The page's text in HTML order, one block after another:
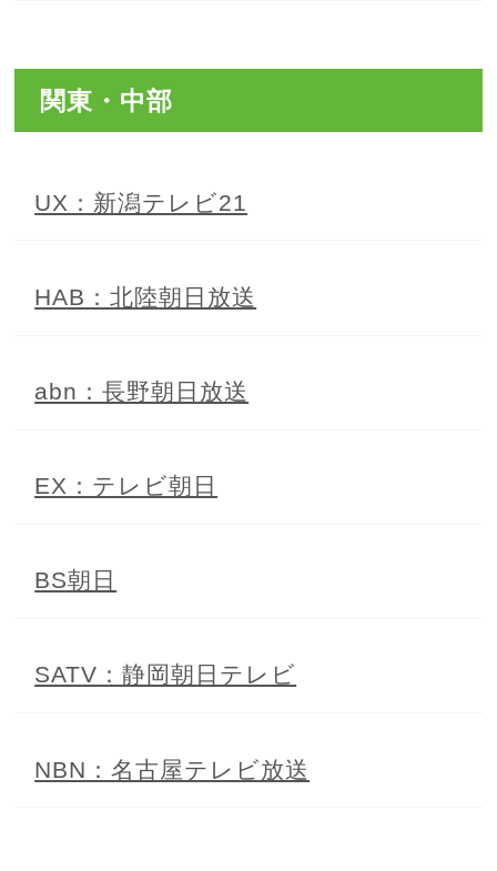
関東・中部
UX：新潟テレビ21
HAB：北陸朝日放送
abn：長野朝日放送
EX：テレビ朝日
BS朝日
SATV：静岡朝日テレビ
NBN：名古屋テレビ放送